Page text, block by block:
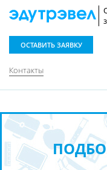
Контакты
ОСТАВИТЬ ЗАЯВКУ